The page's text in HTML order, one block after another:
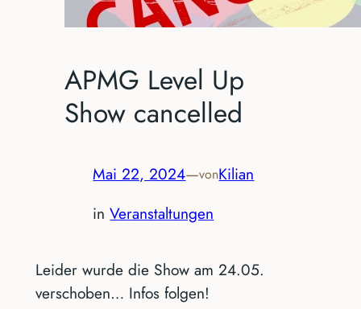
APMG Level Up
Show cancelled
Mai 22, 2024—vonKilian
inVeranstaltungen
Leider wurde die Show am 24.05.
verschoben… Infos folgen!